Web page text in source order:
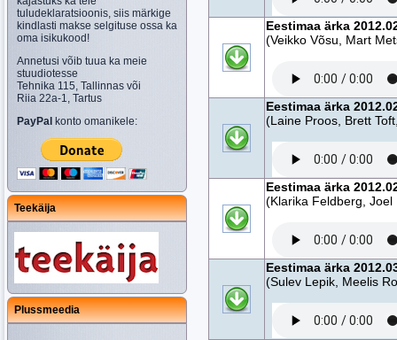
tuludeklaratsioonis, siis märkige
kindlasti makse selgituse ossa ka
oma isikukood!
Annetusi võib tuua ka meie
stuudiotesse
Tehnika 115, Tallinnas või
Riia 22a-1, Tartus
PayPal konto omanikele:
Teekäija
Plussmeedia
Eestimaa ärka
(Veikko Võsu, Mart
Eestimaa ärka
(Laine Proos, Brett
Eestimaa ärka
(Klarika Feldberg, Joel
Eestimaa ärka
(Sulev Lepik, Meelis